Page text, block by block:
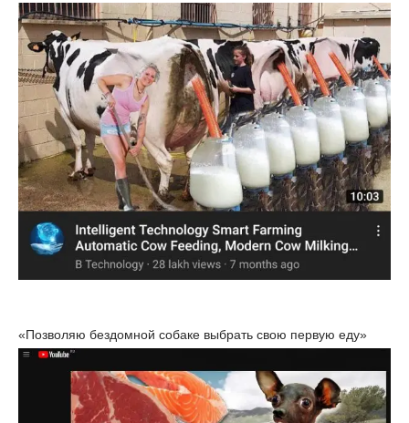
«Позволяю бездомной собаке выбрать свою первую еду»